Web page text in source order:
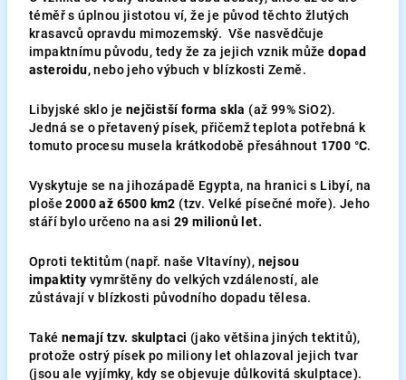
téměř s úplnou jistotou ví, že je původ těchto žlutých
krasavců opravdu mimozemský. Vše nasvědčuje
impaktnímu původu, tedy že za jejich vznik můžedopad
asteroidu, nebo jeho výbuch v blízkosti Země.
Libyjské sklo je nejčistší forma skla (až 99% SiO2).
Jedná se o přetavený písek, přičemž teplota potřebná k
tomuto procesu musela krátkodobě přesáhnout 1700 °C.
Vyskytuje se na jihozápadě Egypta, na hranici s Libyí, na
ploše2000 až 6500 km2 (tzv. Velké písečné moře). Jeho
stáří bylo určeno na asi 29 milionů let.
Oproti tektitům (např. naše Vltavíny), nejsou
impaktity vymrštěny do velkých vzdáleností, ale
zůstávají v blízkosti původního dopadu tělesa.
Také nemají tzv. skulptaci (jako většina jiných tektitů),
protože ostrý písek po miliony let ohlazoval jejich tvar
(jsou ale vyjímky, kdy se objevuje důlkovitá skulptace).